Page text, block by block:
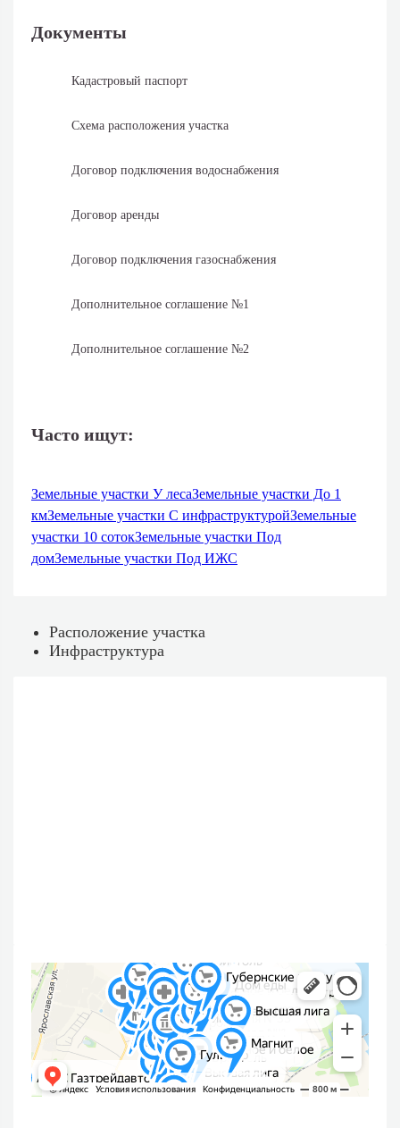
Документы
Кадастровый паспорт
Схема расположения участка
Договор подключения водоснабжения
Договор аренды
Договор подключения газоснабжения
Дополнительное соглашение №1
Дополнительное соглашение №2
Часто ищут:
Земельные участки У лесаЗемельные участки До 1
кмЗемельные участки С инфраструктуройЗемельные
участки 10 сотокЗемельные участки Под
домЗемельные участки Под ИЖС
Расположение участка
Инфраструктура